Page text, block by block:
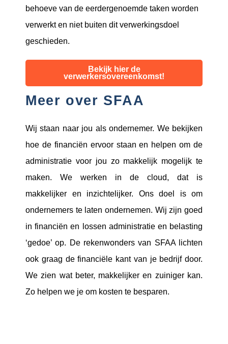
behoeve van de eerdergenoemde taken worden
verwerkt en niet buiten dit verwerkingsdoel
geschieden.
Bekijk hier de
verwerkersovereenkomst!
Meer over SFAA
Wij staan naar jou als ondernemer. We bekijken
hoe de financiën ervoor staan en helpen om de
administratie voor jou zo makkelijk mogelijk te
maken. We werken in de cloud, dat is
makkelijker en inzichtelijker. Ons doel is om
ondernemers te laten ondernemen. Wij zijn goed
in financiën en lossen administratie en belasting
‘gedoe’ op. De rekenwonders van SFAA lichten
ook graag de financiële kant van je bedrijf door.
We zien wat beter, makkelijker en zuiniger kan.
Zo helpen we je om kosten te besparen.